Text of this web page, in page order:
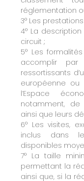
réglementation
3° Les
4° La description
circuit ;
5° Les
accomplir
ressortissants
européenne ou
l’Espace
notamment, de
ainsi que leurs
6° Les visites,
inclus dans
disponibles
7° La taille
permettant la
ainsi que, si la